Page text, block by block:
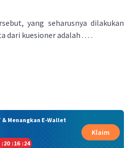
yang seharusnya dilakukan
kuesioner adalah . . . .
Menangkan E-Wallet
:20 :16 :24
Klaim